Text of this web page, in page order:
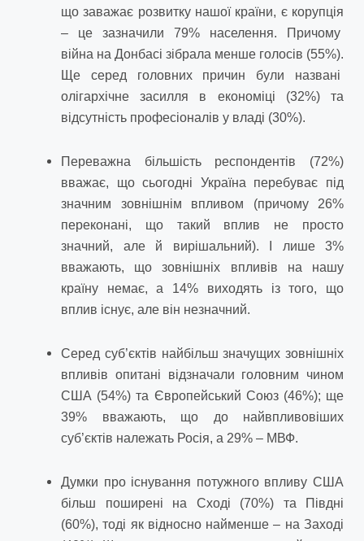
що заважає розвитку нашої країни, є корупція
– це зазначили 79% населення. Причому
війна на Донбасі зібрала менше голосів (55%).
Ще серед головних причин були названі
олігархічне засилля в економіці (32%) та
відсутність професіоналів у владі (30%).
Переважна більшість респондентів (72%)
вважає, що сьогодні Україна перебуває під
значним зовнішнім впливом (причому 26%
переконані, що такий вплив не просто
значний, але й вирішальний). І лише 3%
вважають, що зовнішніх впливів на нашу
країну немає, а 14% виходять із того, що
вплив існує, але він незначний.
Серед суб’єктів найбільш значущих зовнішніх
впливів опитані відзначали головним чином
США (54%) та Європейський Союз (46%); ще
39% вважають, що до найвпливовіших
суб’єктів належать Росія, а 29% – МВФ.
Думки про існування потужного впливу США
більш поширені на Сході (70%) та Півдні
(60%), тоді як відносно найменше – на Заході